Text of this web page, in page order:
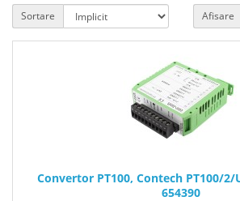
Sortare Afisare
Convertor PT100, Contech PT100/2/
654390